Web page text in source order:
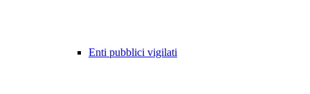
Enti pubblici vigilati